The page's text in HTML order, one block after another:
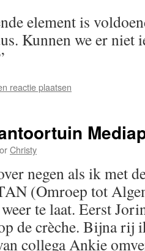
element is
Kunnen we er niet
reactie plaatsen
Christy
negen als ik met
(Omroep tot
te laat. Eerst
de crèche. Bijna rij
collega Ankie